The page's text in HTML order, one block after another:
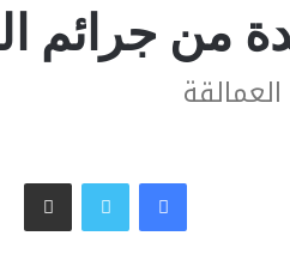
من جرائم
فيسبوكتويتر مشاركة عبر البريد